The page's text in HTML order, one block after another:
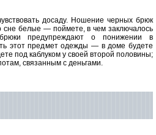
досаду. Ношение черных брюк
сне белые — поймете, в чем заключалось
предупреждают о понижении в
этот предмет одежды — в доме будете
под каблуком у своей второй половины;
связанным с деньгами.